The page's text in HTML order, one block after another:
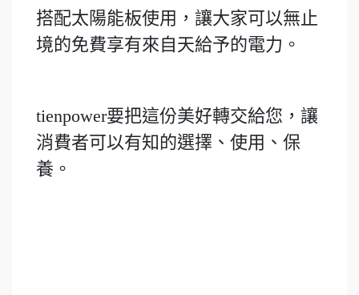
搭配太陽能板使用，讓大家可以無止
境的免費享有來自天給予的電力。
tienpower要把這份美好轉交給您，讓
消費者可以有知的選擇、使用、保
養。